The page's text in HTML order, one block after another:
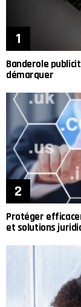
Banderole
démarquer
Protéger
et solutions